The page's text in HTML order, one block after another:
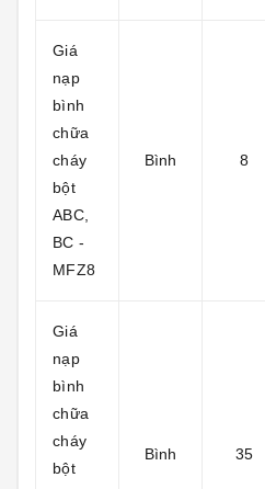
Giá
nạp
bình
chữa
cháy
bột
ABC,
BC -
MFZ8
Bình 8
Giá
nạp
bình
chữa
cháy
bột
Bình 35